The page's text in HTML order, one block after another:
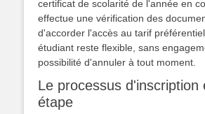
certificat de scolarité de l'année en
effectue une vérification des
d'accorder l'accès au tarif
étudiant reste flexible, sans
possibilité d'annuler à tout moment.
Le processus d'inscription
étape